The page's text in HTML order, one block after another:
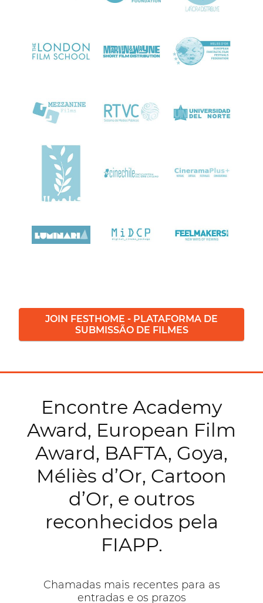
JOIN FESTHOME - PLATAFORMA DE
SUBMISSÃO DE FILMES
Encontre Academy
Award, European Film
Award, BAFTA, Goya,
Méliès d’Or, Cartoon
d’Or, e outros
reconhecidos pela
FIAPP.
Chamadas mais recentes para as
entradas e os prazos